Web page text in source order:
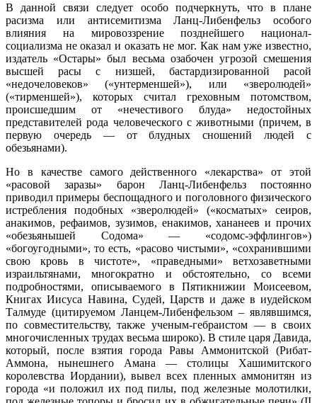
В данной связи следует особо подчеркнуть, что в плане
расизма или антисемитизма Ланц-Либенфельз особого
влияния на мировоззрение позднейшего национал-
социализма не оказал и оказать не мог. Как нам уже известно,
издатель «Остары» был весьма озабочен угрозой смешения
высшей расы с низшей, бастардизированной расой
«недочеловеков» («унтерменшей»), или «зверолюдей»
(«тирменшей»), которых считал греховным потомством,
происшедшим от «нечестивого блуда» недостойных
представителей рода человеческого с животными (причем, в
первую очередь — от блудных сношений людей с
обезьянами).
Но в качестве самого действенного «лекарства» от этой
«расовой заразы» барон Ланц-Либенфельз постоянно
приводил примеры беспощадного и поголовного физического
истребления подобных «зверолюдей» («косматых» сеиров,
анакимов, рефаимов, зузимов, енакимов, хананеев и прочих
«обезьянышей Содома» — «содомс-эффлингов»)
«богоугодными», то есть, «расово чистыми», «сохранившими
свою кровь в чистоте», «праведными» ветхозаветными
израильтянами, многократно и обстоятельно, со всеми
подробностями, описываемого в Пятикнижии Моисеевом,
Книгах Иисуса Навина, Судей, Царств и даже в иудейском
Талмуде (цитируемом Ланцем-Либенфельзом – являвшимся,
по совместительству, также ученым-гебраистом — в своих
многочисленных трудах весьма широко). В стиле царя Давида,
который, после взятия города Равы Аммонитской (Рибат-
Аммона, нынешнего Амана — столицы Хашимитского
королевства Иордании), вывел всех пленных аммонитян из
города «и положил их под пилы, под железные молотилки,